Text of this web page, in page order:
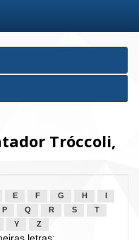
Tróccoli,
E F G H
P Q R S
T
Y Z
letras: